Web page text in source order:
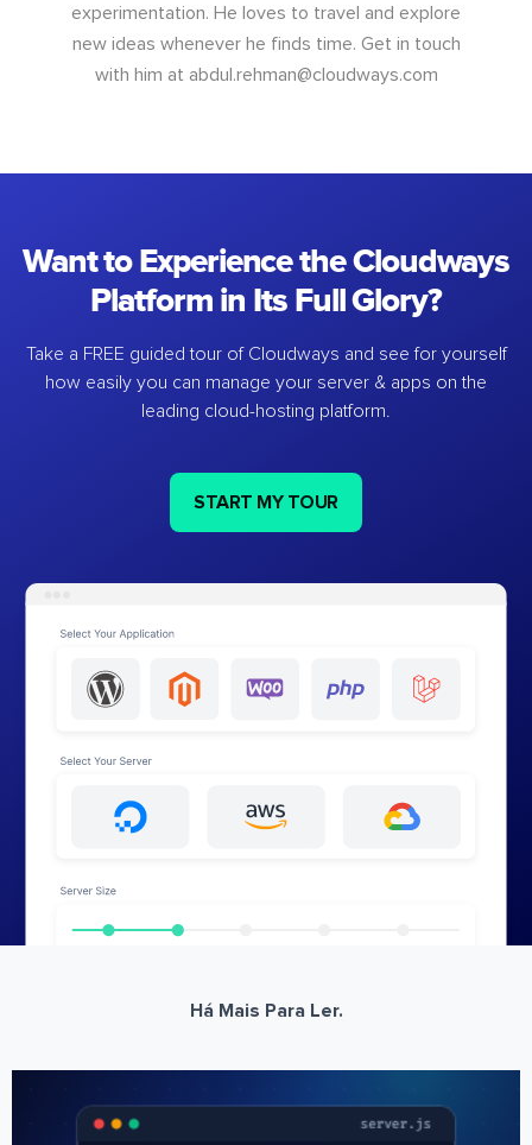
experimentation. He loves to travel and explore
new ideas whenever he finds time. Get in touch
with him at abdul.rehman@cloudways.com
Want to Experience the Cloudways
Platform in Its Full Glory?
Take a FREE guided tour of Cloudways and see for yourself
how easily you can manage your server & apps on the
leading cloud-hosting platform.
START MY TOUR
Há Mais Para Ler.